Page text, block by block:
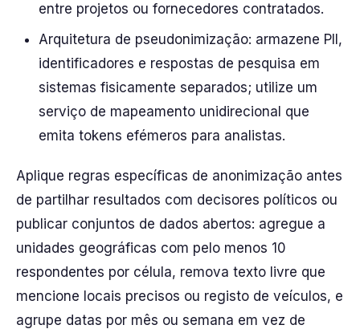
entre projetos ou fornecedores contratados.
Arquitetura de pseudonimização: armazene PII,
identificadores e respostas de pesquisa em
sistemas fisicamente separados; utilize um
serviço de mapeamento unidirecional que
emita tokens efémeros para analistas.
Aplique regras específicas de anonimização antes
de partilhar resultados com decisores políticos ou
publicar conjuntos de dados abertos: agregue a
unidades geográficas com pelo menos 10
respondentes por célula, remova texto livre que
mencione locais precisos ou registo de veículos, e
agrupe datas por mês ou semana em vez de